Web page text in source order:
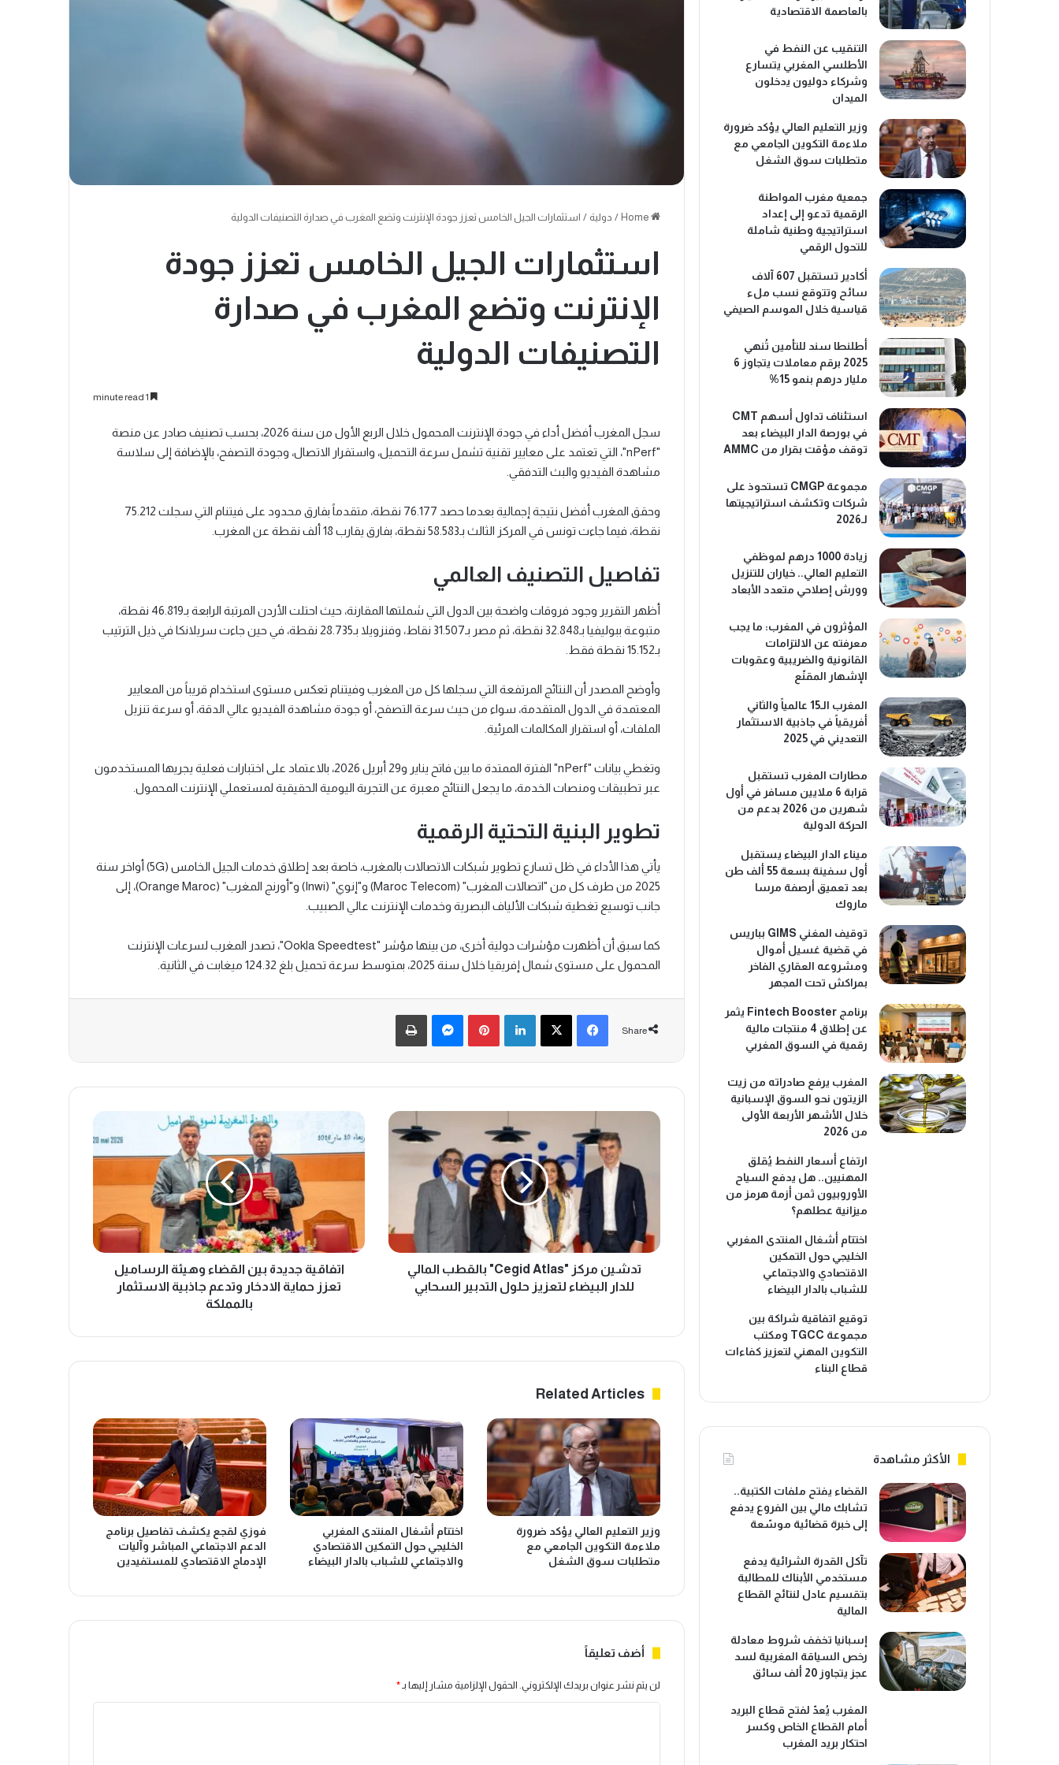
/ دولية / استثمارات الجيل الخامس تعزز جودة الإنترنت وتضع المغرب في صدارة التصنيفات الدولية
استثمارات الجيل الخامس تعزز جودة
الإنترنت وتضع المغرب في صدارة
التصنيفات الدولية
سجل المغرب أفضل أداء في جودة الإنترنت المحمول خلال الربع الأول من سنة 2026، بحسب تصنيف صادر عن منصة
"nPerf"، التي تعتمد على معايير تقنية تشمل سرعة التحميل، واستقرار الاتصال، وجودة التصفح، بالإضافة إلى سلاسة
مشاهدة الفيديو والبث التدفقي.
وحقق المغرب أفضل نتيجة إجمالية بعدما حصد 76.177 نقطة، متقدماً بفارق محدود على فيتنام التي سجلت 75.212
نقطة، فيما جاءت تونس في المركز الثالث بـ58.583 نقطة، بفارق يقارب 18 ألف نقطة عن المغرب.
تفاصيل التصنيف العالمي
أظهر التقرير وجود فروقات واضحة بين الدول التي شملتها المقارنة، حيث احتلت الأردن المرتبة الرابعة بـ46.819 نقطة،
متبوعة ببوليفيا بـ32.848 نقطة، ثم مصر بـ31.507 نقاط، وفنزويلا بـ28.735 نقطة، في حين جاءت سريلانكا في ذيل الترتيب
بـ15.152 نقطة فقط.
وأوضح المصدر أن النتائج المرتفعة التي سجلها كل من المغرب وفيتنام تعكس مستوى استخدام قريباً من المعايير
المعتمدة في الدول المتقدمة، سواء من حيث سرعة التصفح، أو جودة مشاهدة الفيديو عالي الدقة، أو سرعة تنزيل
الملفات، أو استقرار المكالمات المرئية.
وتغطي بيانات "nPerf" الفترة الممتدة ما بين فاتح يناير و29 أبريل 2026، بالاعتماد على اختبارات فعلية يجريها المستخدمون
عبر تطبيقات ومنصات الخدمة، ما يجعل النتائج معبرة عن التجربة اليومية الحقيقية لمستعملي الإنترنت المحمول.
تطوير البنية التحتية الرقمية
يأتي هذا الأداء في ظل تسارع تطوير شبكات الاتصالات بالمغرب، خاصة بعد إطلاق خدمات الجيل الخامس (5G) أواخر سنة
2025 من طرف كل من "اتصالات المغرب" (Maroc Telecom) و"إنوي" (Inwi) و"أورنج المغرب" (Orange Maroc)، إلى
جانب توسيع تغطية شبكات الألياف البصرية وخدمات الإنترنت عالي الصبيب.
كما سبق أن أظهرت مؤشرات دولية أخرى، من بينها مؤشر "Ookla Speedtest"، تصدر المغرب لسرعات الإنترنت
المحمول على مستوى شمال إفريقيا خلال سنة 2025، بمتوسط سرعة تحميل بلغ 124.32 ميغابت في الثانية.
Share
Facebook
X
LinkedIn
ت
ك
ز
i
l
a
s
"
ب
ل
ق
ط
ب
ا
م
ي
ل
تدشين مركز "Cegid Atlas" بالقطب المالي
للدار البيضاء لتعزيز حلول التدبير السحابي
ا
ت
ف
د
ي
ض
ا
ء
و
ه
ي
ئ
ة
ل
س
اتفاقية جديدة بين القضاء وهيئة الرساميل
تعزز حماية الادخار وتدعم جاذبية الاستثمار
بالمملكة
Related Articles
وزير التعليم العالي يؤكد ضرورة
ملاءمة التكوين الجامعي مع
متطلبات سوق الشغل
اختتام أشغال المنتدى المغربي
الخليجي حول التمكين الاقتصادي
والاجتماعي للشباب بالدار البيضاء
فوزي لقجع يكشف تفاصيل برنامج
الدعم الاجتماعي المباشر وآليات
الإدماج الاقتصادي للمستفيدين
أضف تعليقاً
لن يتم نشر عنوان بريدك الإلكتروني. الحقول الإلزامية مشار إليها بـ*
بالعاصمة الاقتصادية
التنقيب عن النفط في
الأطلسي المغربي يتسارع
وشركاء دوليون يدخلون
الميدان
وزير التعليم العالي يؤكد ضرورة
ملاءمة التكوين الجامعي مع
متطلبات سوق الشغل
جمعية مغرب المواطنة
الرقمية تدعو إلى إعداد
استراتيجية وطنية شاملة
للتحول الرقمي
أكادير تستقبل 607 آلاف
سائح وتتوقع نسب ملء
قياسية خلال الموسم الصيفي
أطلنطا سند للتأمين تُنهي
2025 برقم معاملات يتجاوز 6
مليار درهم بنمو 15%
استئناف تداول أسهم CMT
في بورصة الدار البيضاء بعد
توقف مؤقت بقرار من AMMC
مجموعة CMGP تستحوذ على
شركات وتكشف استراتيجيتها
لـ2026
زيادة 1000 درهم لموظفي
التعليم العالي.. خياران للتنزيل
وورش إصلاحي متعدد الأبعاد
المؤثرون في المغرب: ما يجب
معرفته عن الالتزامات
القانونية والضريبية وعقوبات
الإشهار المقنّع
المغرب الـ15 عالمياً والثاني
أفريقياً في جاذبية الاستثمار
التعديني في 2025
مطارات المغرب تستقبل
قرابة 6 ملايين مسافر في أول
شهرين من 2026 بدعم من
الحركة الدولية
ميناء الدار البيضاء يستقبل
أول سفينة بسعة 55 ألف طن
بعد تعميق أرصفة مرسا
ماروك
توقيف المغني GIMS بباريس
في قضية غسيل أموال
ومشروعه العقاري الفاخر
بمراكش تحت المجهر
برنامج Fintech Booster يثمر
عن إطلاق 4 منتجات مالية
رقمية في السوق المغربي
المغرب يرفع صادراته من زيت
الزيتون نحو السوق الإسبانية
خلال الأشهر الأربعة الأولى
من 2026
ارتفاع أسعار النفط يُقلق
المهنيين.. هل يدفع السياح
الأوروبيون ثمن أزمة هرمز من
ميزانية عطلهم؟
اختتام أشغال المنتدى المغربي
الخليجي حول التمكين
الاقتصادي والاجتماعي
للشباب بالدار البيضاء
توقيع اتفاقية شراكة بين
مجموعة TGCC ومكتب
التكوين المهني لتعزيز كفاءات
قطاع البناء
الأكثر مشاهدة
القضاء يفتح ملفات الكتبية..
تشابك مالي بين الفروع يدفع
إلى خبرة قضائية موسّعة
تآكل القدرة الشرائية يدفع
مستخدمي الأبناك للمطالبة
بتقسيم عادل لنتائج القطاع
المالية
إسبانيا تخفف شروط معادلة
رخص السياقة المغربية لسد
عجز يتجاوز 20 ألف سائق
المغرب يُعدّ لفتح قطاع البريد
أمام القطاع الخاص وكسر
احتكار بريد المغرب